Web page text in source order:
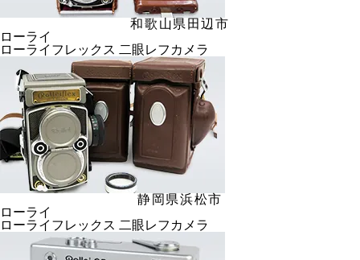
和歌山県田辺市
ローライ
ローライフレックス 二眼レフカメラ
静岡県浜松市
ローライ
ローライフレックス 二眼レフカメラ